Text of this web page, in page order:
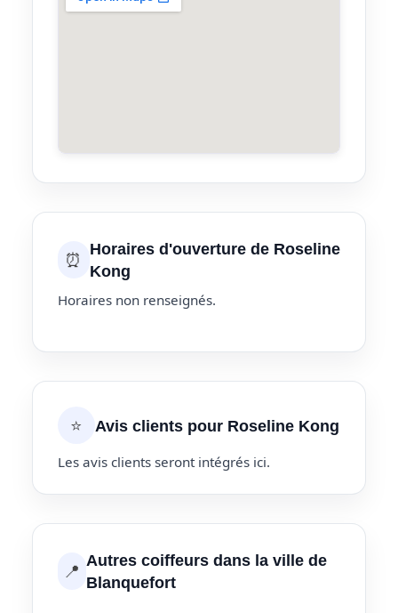
⏰
Horaires d'ouverture de Roseline
Kong
Horaires non renseignés.
⭐ Avis clients pour Roseline Kong
Les avis clients seront intégrés ici.
📍 Autres coiffeurs dans la ville de
Blanquefort